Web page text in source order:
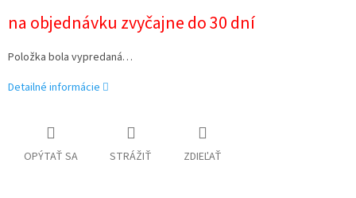
cena:
na objednávku zvyčajne do 30 dní
Položka bola vypredaná…
Detailné informácie
OPÝTAŤ SA STRÁŽIŤ ZDIEĽAŤ